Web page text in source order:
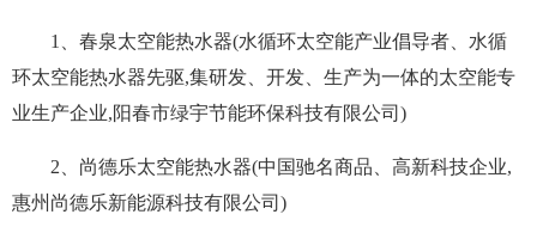
1、春泉太空能热水器(水循环太空能产业倡导者、水循
环太空能热水器先驱,集研发、开发、生产为一体的太空能专
业生产企业,阳春市绿宇节能环保科技有限公司)
2、尚德乐太空能热水器(中国驰名商品、高新科技企业,
惠州尚德乐新能源科技有限公司)